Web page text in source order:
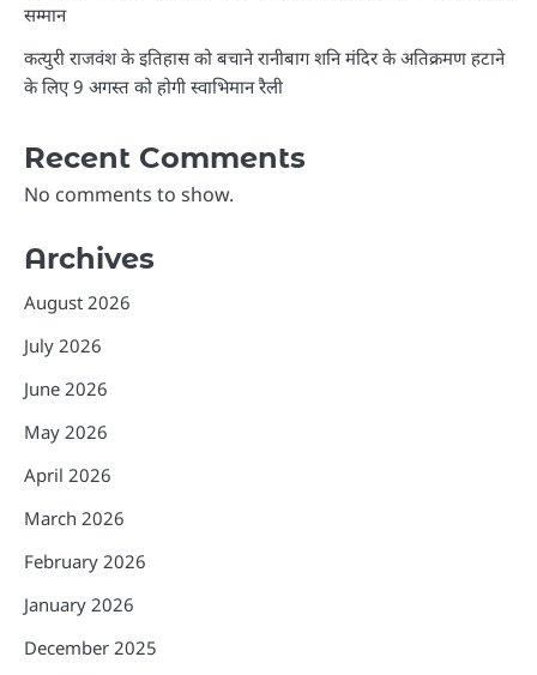
सम्मान
कत्युरी राजवंश के इतिहास को बचाने रानीबाग शनि मंदिर के अतिक्रमण हटाने
के लिए 9 अगस्त को होगी स्वाभिमान रैली
Recent Comments
No comments to show.
Archives
August 2026
July 2026
June 2026
May 2026
April 2026
March 2026
February 2026
January 2026
December 2025